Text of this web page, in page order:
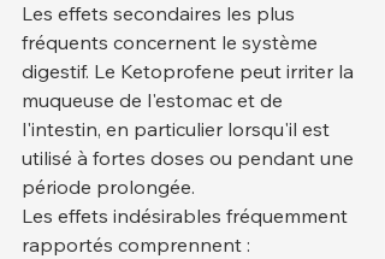
Les effets secondaires les plus
fréquents concernent le système
digestif. Le Ketoprofene peut irriter la
muqueuse de l'estomac et de
l'intestin, en particulier lorsqu'il est
utilisé à fortes doses ou pendant une
période prolongée.
Les effets indésirables fréquemment
rapportés comprennent :